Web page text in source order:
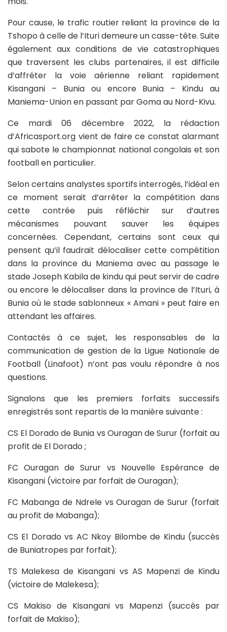
Pour cause, le trafic routier reliant la province de la
Tshopo à celle de l’Ituri demeure un casse-tête. Suite
également aux conditions de vie catastrophiques
que traversent les clubs partenaires, il est difficile
d’affréter la voie aérienne reliant rapidement
Kisangani – Bunia ou encore Bunia – Kindu au
Maniema-Union en passant par Goma au Nord-Kivu.
Ce mardi 06 décembre 2022, la rédaction
d’Africasport.org vient de faire ce constat alarmant
qui sabote le championnat national congolais et son
football en particulier.
Selon certains analystes sportifs interrogés, l’idéal en
ce moment serait d’arrêter la compétition dans
cette contrée puis réfléchir sur d’autres
mécanismes pouvant sauver les équipes
concernées. Cependant, certains sont ceux qui
pensent qu’il faudrait délocaliser cette compétition
dans la province du Maniema avec au passage le
stade Joseph Kabila de kindu qui peut servir de cadre
ou encore le délocaliser dans la province de l’Ituri, à
Bunia où le stade sablonneux « Amani » peut faire en
attendant les affaires.
Contactés à ce sujet, les responsables de la
communication de gestion de la Ligue Nationale de
Football (Linafoot) n’ont pas voulu répondre à nos
questions.
Signalons que les premiers forfaits successifs
enregistrés sont repartis de la manière suivante :
CS El Dorado de Bunia vs Ouragan de Surur (forfait au
profit de El Dorado ;
FC Ouragan de Surur vs Nouvelle Espérance de
Kisangani (victoire par forfait de Ouragan);
FC Mabanga de Ndrele vs Ouragan de Surur (forfait
au profit de Mabanga);
CS El Dorado vs AC Nkoy Bilombe de Kindu (succès
de Buniatropes par forfait);
TS Malekesa de Kisangani vs AS Mapenzi de Kindu
(victoire de Malekesa);
CS Makiso de Kisangani vs Mapenzi (succès par
forfait de Makiso);